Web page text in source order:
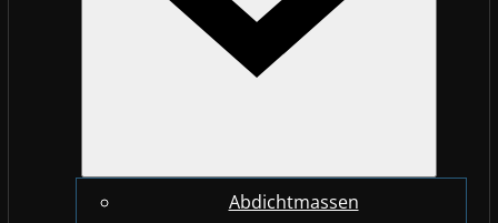
Abdichtmassen